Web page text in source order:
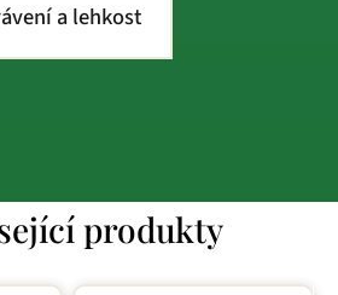
a lehkost
produkty